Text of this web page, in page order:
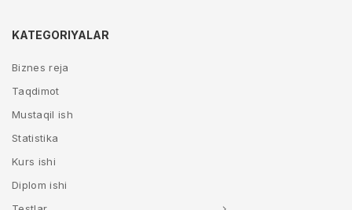
KATEGORIYALAR
Biznes reja
Taqdimot
Mustaqil ish
Statistika
Kurs ishi
Diplom ishi